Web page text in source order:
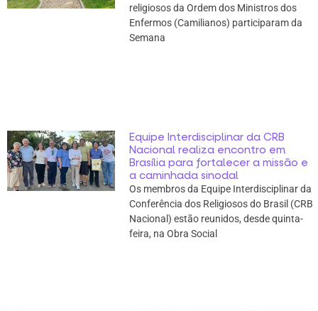
religiosos da Ordem dos Ministros dos
Enfermos (Camilianos) participaram da
Semana
Equipe Interdisciplinar da CRB
Nacional realiza encontro em
Brasília para fortalecer a missão e
a caminhada sinodal
Os membros da Equipe Interdisciplinar da
Conferência dos Religiosos do Brasil (CRB
Nacional) estão reunidos, desde quinta-
feira, na Obra Social